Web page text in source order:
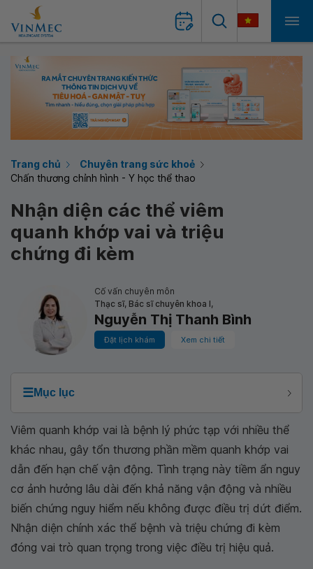
Trang chủ
Chuyên trang sức khoẻ
Chấn thương chỉnh hình - Y học thể thao
Nhận diện các thể viêm
quanh khớp vai và triệu
chứng đi kèm
Cố vấn chuyên môn
Thạc sĩ, Bác sĩ chuyên khoa I,
Nguyễn Thị Thanh Bình
Đặt lịch khám Xem chi tiết
☰Mục lục
Viêm quanh khớp vai là bệnh lý phức tạp với nhiều thể
khác nhau, gây tổn thương phần mềm quanh khớp vai
dẫn đến hạn chế vận động. Tình trạng này tiềm ẩn nguy
cơ ảnh hưởng lâu dài đến khả năng vận động và nhiều
biến chứng nguy hiểm nếu không được điều trị dứt điểm.
Nhận diện chính xác thể bệnh và triệu chứng đi kèm
đóng vai trò quan trọng trong việc điều trị hiệu quả.